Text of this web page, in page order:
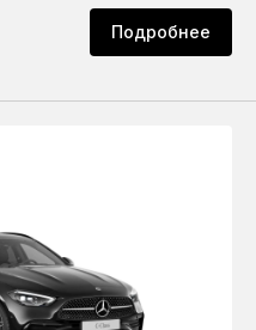
Подробнее